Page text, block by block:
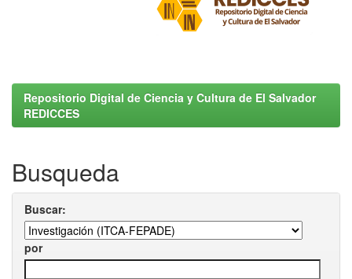
Repositorio Digital de Ciencia y Cultura de El Salvador
REDICCES
Busqueda
Buscar:
por